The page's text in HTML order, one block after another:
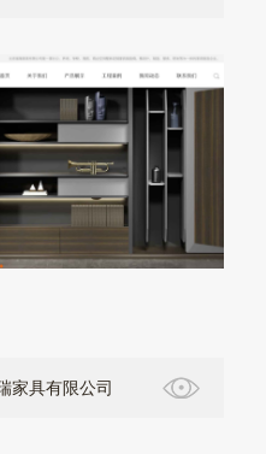
家具有限公司